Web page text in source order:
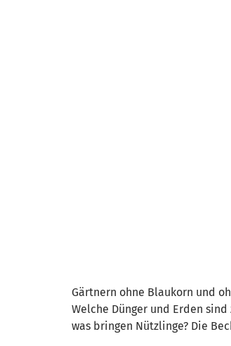
Gärtnern ohne Blaukorn und
Welche Dünger und Erden
was bringen Nützlinge? Die